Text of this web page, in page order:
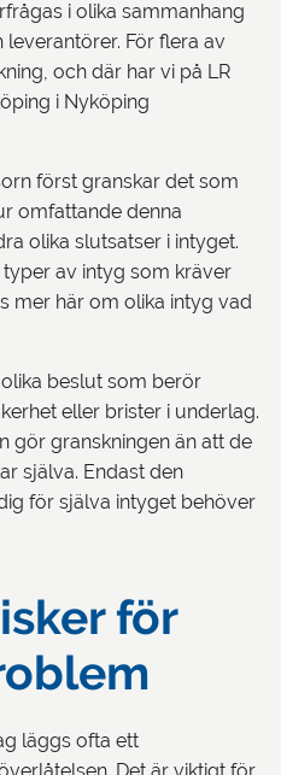
i olika sammanhang
För flera av
och där har vi på LR
i Nyköping
först granskar det som
omfattande denna
olika slutsatser i intyget.
av intyg som kräver
mer här om olika intyg vad
beslut som berör
eller brister i underlag.
gör granskningen än att de
själva. Endast den
för själva intyget behöver
för
läggs ofta ett